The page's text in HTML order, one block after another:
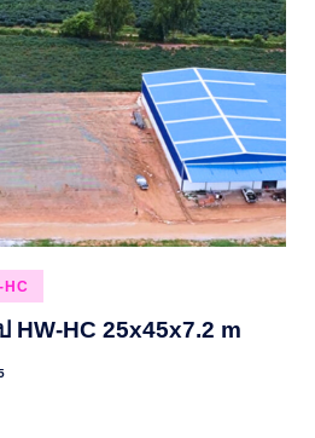
HC
HW-HC 25x45x7.2 m